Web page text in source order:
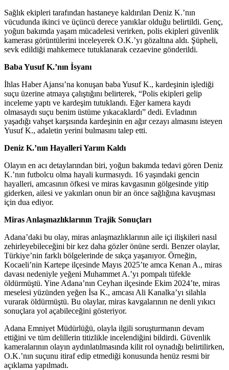
Sağlık ekipleri tarafından hastaneye kaldırılan Deniz K.’nın
vücudunda ikinci ve üçüncü derece yanıklar olduğu belirtildi. Genç,
yoğun bakımda yaşam mücadelesi verirken, polis ekipleri güvenlik
kamerası görüntülerini inceleyerek O.K.’yı gözaltına aldı. Şüpheli,
sevk edildiği mahkemece tutuklanarak cezaevine gönderildi.
Baba Yusuf K.’nın İsyanı
İhlas Haber Ajansı’na konuşan baba Yusuf K., kardeşinin işlediği
suçu üzerine atmaya çalıştığını belirterek, “Polis ekipleri gelip
inceleme yaptı ve kardeşim tutuklandı. Eğer kamera kaydı
olmasaydı suçu benim üstüme yıkacaklardı” dedi. Evladının
yaşadığı vahşet karşısında kardeşinin en ağır cezayı almasını isteyen
Yusuf K., adaletin yerini bulmasını talep etti.
Deniz K.’nın Hayalleri Yarım Kaldı
Olayın en acı detaylarından biri, yoğun bakımda tedavi gören Deniz
K.’nın futbolcu olma hayali kurmasıydı. 16 yaşındaki gencin
hayalleri, amcasının öfkesi ve miras kavgasının gölgesinde yitip
giderken, ailesi ve yakınları onun bir an önce sağlığına kavuşması
için dua ediyor.
Miras Anlaşmazlıklarının Trajik Sonuçları
Adana’daki bu olay, miras anlaşmazlıklarının aile içi ilişkileri nasıl
zehirleyebileceğini bir kez daha gözler önüne serdi. Benzer olaylar,
Türkiye’nin farklı bölgelerinde de sıkça yaşanıyor. Örneğin,
Kocaeli’nin Kartepe ilçesinde Mayıs 2025’te amca Kenan A., miras
davası nedeniyle yeğeni Muhammet A.’yı pompalı tüfekle
öldürmüştü. Yine Adana’nın Ceyhan ilçesinde Ekim 2024’te, miras
meselesi yüzünden yeğen İsa K., amcası Ali Kanalka’yı silahla
vurarak öldürmüştü. Bu olaylar, miras kavgalarının ne denli yıkıcı
sonuçlara yol açabileceğini gösteriyor.
Adana Emniyet Müdürlüğü, olayla ilgili soruşturmanın devam
ettiğini ve tüm delillerin titizlikle incelendiğini bildirdi. Güvenlik
kameralarının olayın aydınlatılmasında kilit rol oynadığı belirtilirken,
O.K.’nın suçunu itiraf edip etmediği konusunda henüz resmi bir
açıklama yapılmadı.